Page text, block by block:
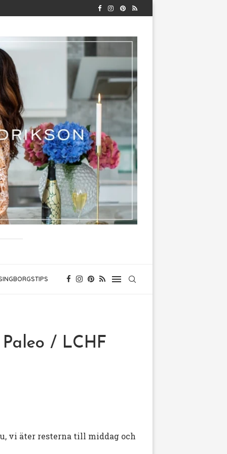
/ LCHF
vi äter resterna till middag och